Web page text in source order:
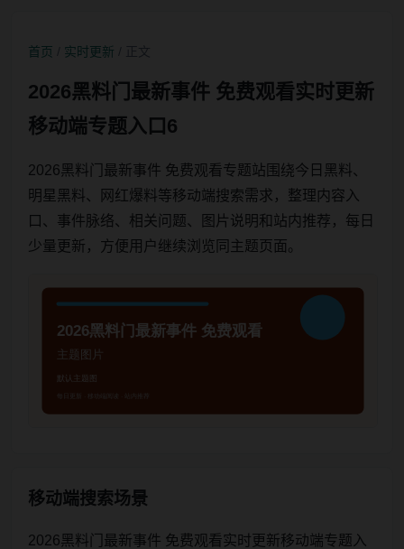
首页 实时更新
2026黑料门最新事件 免费观看实时更新
移动端专题入口6
2026黑料门最新事件 免费观看专题站围绕今日黑料、
明星黑料、网红爆料等移动端搜索需求，整理内容入
口、事件脉络、相关问题、图片说明和站内推荐，每日
少量更新，方便用户继续浏览同主题页面。
移动端搜索场景
2026黑料门最新事件 免费观看实时更新移动端专题入